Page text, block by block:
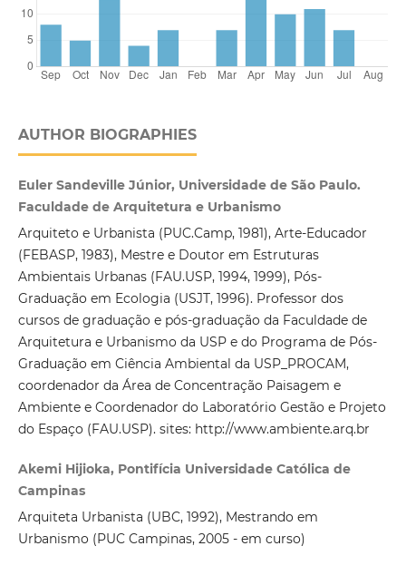
AUTHOR BIOGRAPHIES
Euler Sandeville Júnior, Universidade de São Paulo.
Faculdade de Arquitetura e Urbanismo
Arquiteto e Urbanista (PUC.Camp, 1981), Arte-Educador
(FEBASP, 1983), Mestre e Doutor em Estruturas
Ambientais Urbanas (FAU.USP, 1994, 1999), Pós-
Graduação em Ecologia (USJT, 1996). Professor dos
cursos de graduação e pós-graduação da Faculdade de
Arquitetura e Urbanismo da USP e do Programa de Pós-
Graduação em Ciência Ambiental da USP_PROCAM,
coordenador da Área de Concentração Paisagem e
Ambiente e Coordenador do Laboratório Gestão e Projeto
do Espaço (FAU.USP). sites: http://www.ambiente.arq.br
Akemi Hijioka, Pontifícia Universidade Católica de
Campinas
Arquiteta Urbanista (UBC, 1992), Mestrando em
Urbanismo (PUC Campinas, 2005 - em curso)